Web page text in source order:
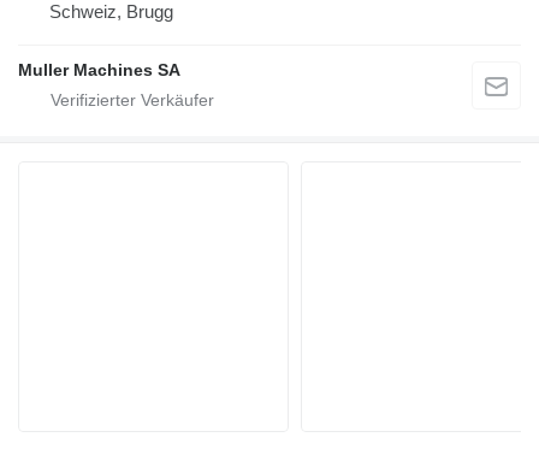
Schweiz, Brugg
Muller Machines SA